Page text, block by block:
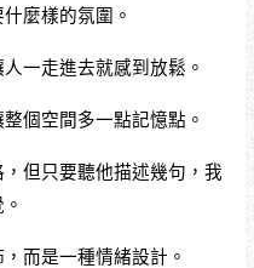
麼樣的氛圍。
一走進去就感到放鬆。
個空間多一點記憶點。
但只要聽他描述幾句，我
而是一種情緒設計。